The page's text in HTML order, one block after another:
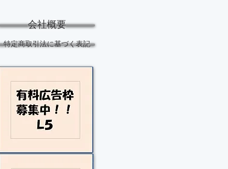
会社概要
特定商取引法に基づく表記